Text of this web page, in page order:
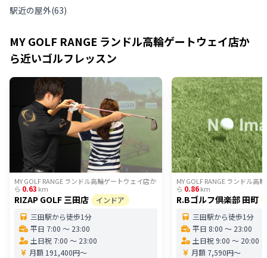
駅近の屋外(63)
MY GOLF RANGE ランドル高輪ゲートウェイ店か
ら近いゴルフレッスン
MY GOLF RANGE ランドル高輪ゲートウェイ店か
ら 0.63 km
RIZAP GOLF 三田店
インドア
三田駅から徒歩1分
平日 7:00 〜 23:00
土日祝 7:00 〜 23:00
月額 191,400円〜
MY GOLF RANGE ランドル高
ら 0.86km
R.Bゴルフ倶楽部 田町
三田駅から徒歩1分
平日 8:00 〜 23:00
土日祝 9:00 〜 20:00
月額 7,590円〜